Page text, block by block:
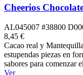
Cheerios
AL045007 #38800
8,45 €
Cacao real y
estupendas piezas en
sabores para comenzar
Ver